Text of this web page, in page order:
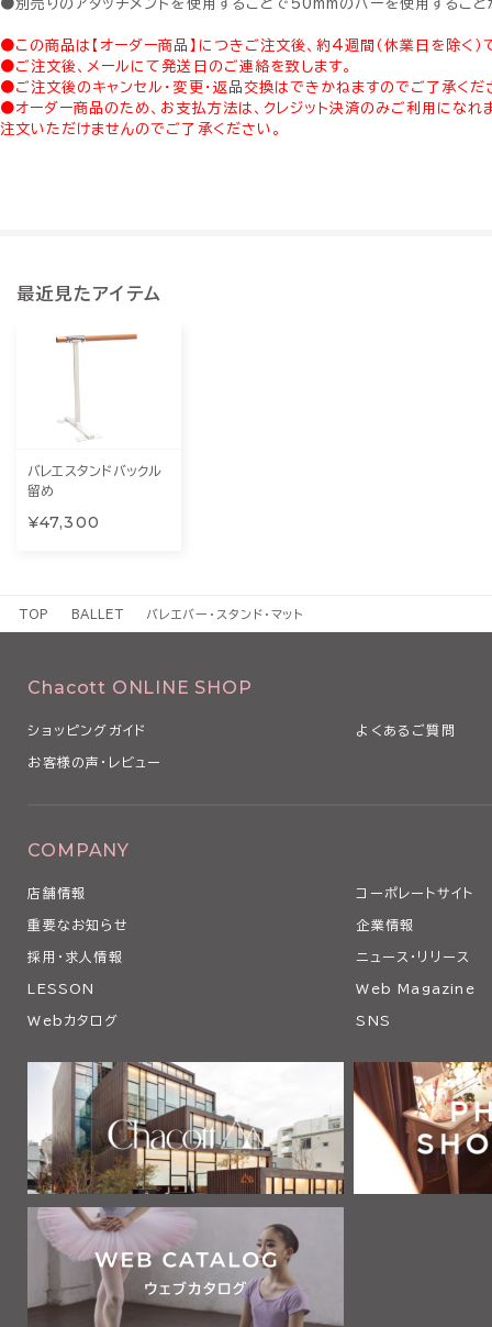
●別売りのアタッチメントを使用することで50mmのバーを使用すること
●この商品は【オーダー商品】につきご注文後、約4週間（休業日を除く）
●ご注文後、メールにて発送日のご連絡を致します。
●ご注文後のキャンセル・変更・返品交換はできかねますのでご了承くだ
●オーダー商品のため、お支払方法は、クレジット決済のみご利用になれ
注文いただけませんのでご了承ください。
最近見たアイテム
バレエスタンドバックル
留め
¥47,300
TOP BALLET バレエバー・スタンド・マット
Chacott ONLINE SHOP
ショッピングガイド よくあるご質問
お客様の声・レビュー
COMPANY
店舗情報 コーポレートサイト
重要なお知らせ 企業情報
採用・求人情報 ニュース・リリース
LESSON Web Magazine
Webカタログ SNS